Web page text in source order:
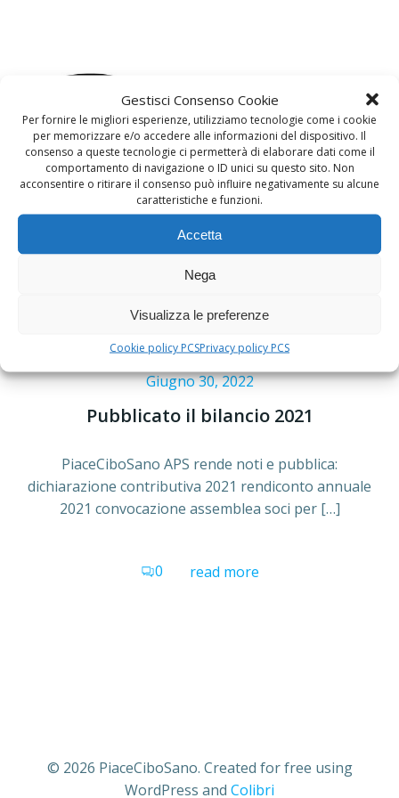
Gestisci Consenso Cookie
Per fornire le migliori esperienze, utilizziamo tecnologie come i cookie
per memorizzare e/o accedere alle informazioni del dispositivo. Il
consenso a queste tecnologie ci permetterà di elaborare dati come il
comportamento di navigazione o ID unici su questo sito. Non
acconsentire o ritirare il consenso può influire negativamente su alcune
caratteristiche e funzioni.
Accetta
Nega
Visualizza le preferenze
Cookie policy PCSPrivacy policy PCS
Giugno 30, 2022
Pubblicato il bilancio 2021
PiaceCiboSano APS rende noti e pubblica:
dichiarazione contributiva 2021 rendiconto annuale
2021 convocazione assemblea soci per […]
0 read more
© 2026 PiaceCiboSano. Created for free using
WordPress and Colibri